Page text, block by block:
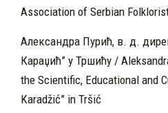
Association of Serbian
Александра Пурић, в. д.
Караџић” у Тршићу /
the Scientific, Educational and
Karadžić” in Tršić